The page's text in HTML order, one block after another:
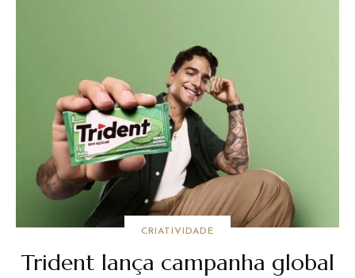
CRIATIVIDADE
Trident lança campanha global